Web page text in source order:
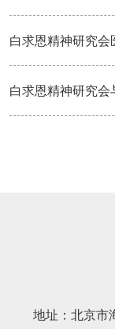
白求恩精神研究
地址：北京市